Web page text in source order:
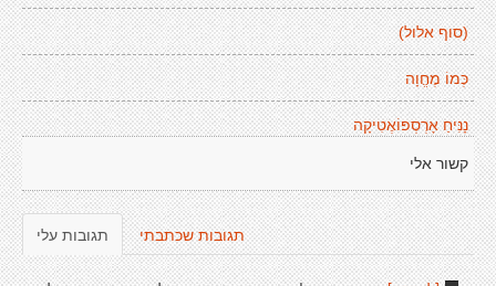
(סוף אלול)
כְּמוֹ מֶחֱוָה
נָנִּיחַ אָרְסְפּוֹאֶטִיקָה
קשור אלי
תגובות עלי תגובות שכתבתי